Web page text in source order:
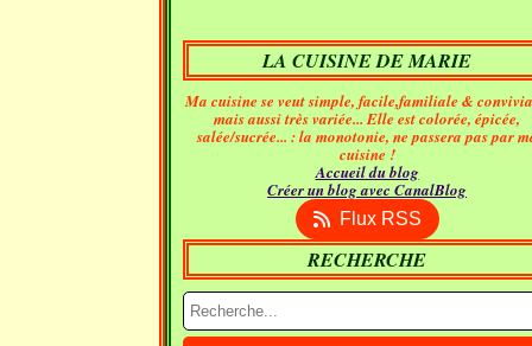
LA CUISINE DE MARIE
Ma cuisine se veut simple, facile,familiale &
mais aussi très variée... Elle est colorée, épicée,
salée/sucrée... : la monotonie, ne passera pas par
cuisine !
Accueil du blog
Créer un blog avec CanalBlog
Flux RSS
RECHERCHE